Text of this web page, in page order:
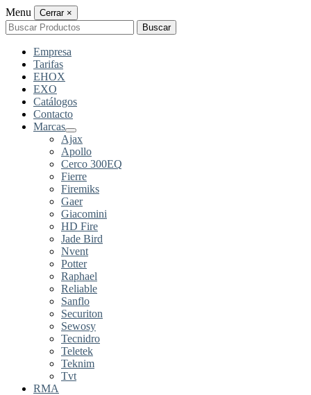
Menu Cerrar ×
Buscar
por:
Buscar
Empresa
Tarifas
EHOX
EXO
Catálogos
Contacto
Marcas
Ajax
Apollo
Cerco 300EQ
Fierre
Firemiks
Gaer
Giacomini
HD Fire
Jade Bird
Nvent
Potter
Raphael
Reliable
Sanflo
Securiton
Sewosy
Tecnidro
Teletek
Teknim
Tvt
RMA